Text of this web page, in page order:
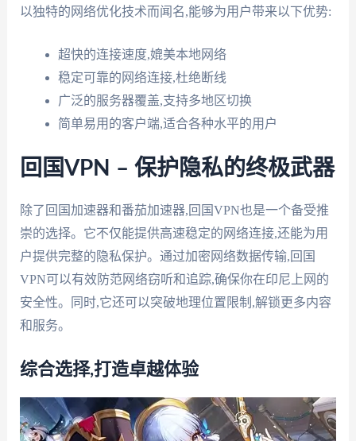
以独特的网络优化技术而闻名,能够为用户带来以下优势:
超快的连接速度,媲美本地网络
稳定可靠的网络连接,杜绝断线
广泛的服务器覆盖,支持多地区切换
简单易用的客户端,适合各种水平的用户
回国VPN – 保护隐私的终极武器
除了回国加速器和番茄加速器,回国VPN也是一个备受推
崇的选择。它不仅能提供高速稳定的网络连接,还能为用
户提供完整的隐私保护。通过加密网络数据传输,回国
VPN可以有效防范网络窃听和追踪,确保你在印尼上网的
安全性。同时,它还可以突破地理位置限制,解锁更多内容
和服务。
综合选择,打造卓越体验